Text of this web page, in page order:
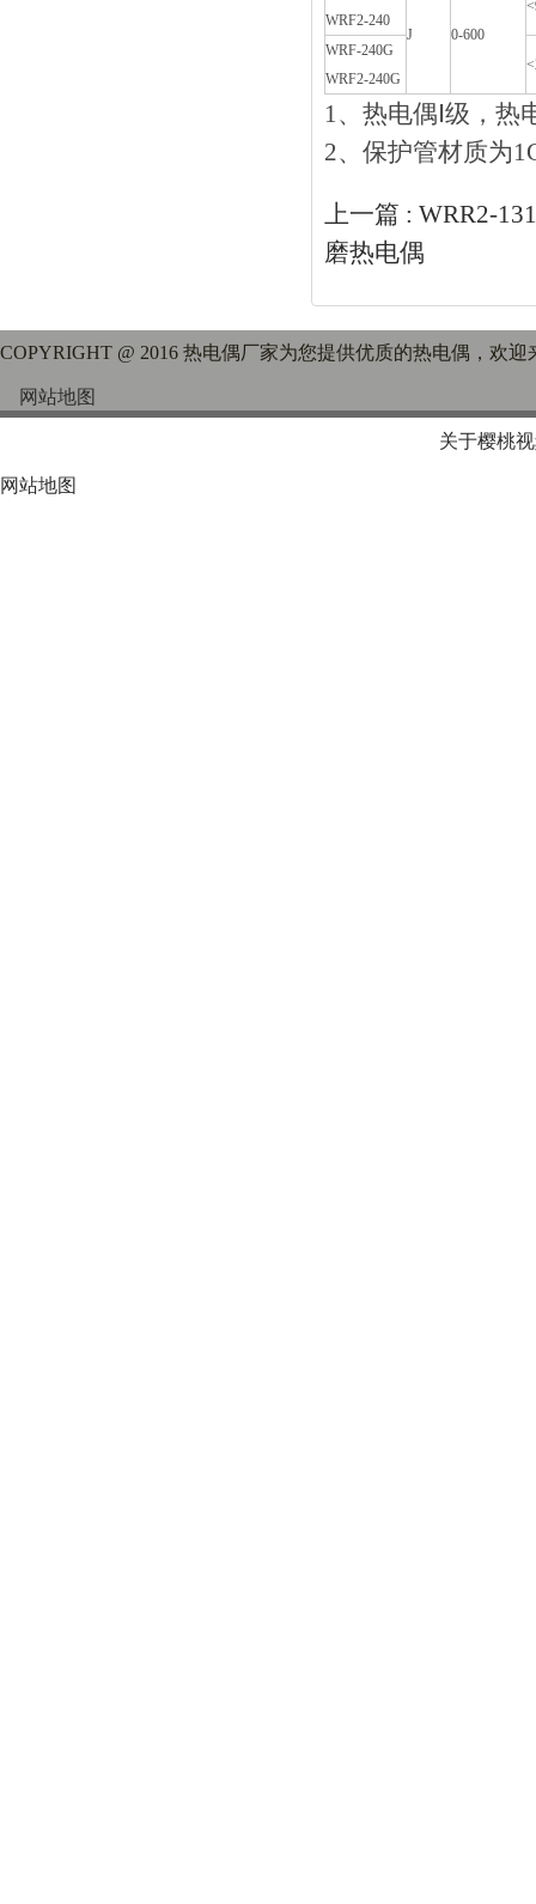
WRF2-240
J
0-600
WRF-240G
WRF2-240G
1、热电偶Ⅰ级
2、保护管材
上一篇 : WRR2-
磨热电偶
COPYRIGHT @ 2016 热电偶厂家为您提供优质的热电偶，欢
网站地图
关于樱桃
网站地图